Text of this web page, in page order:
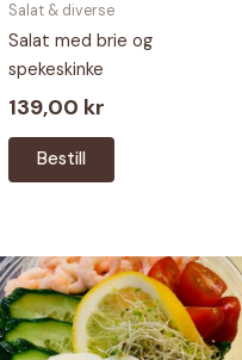
Salat & diverse
Salat med brie og
spekeskinke
139,00 kr
Bestill